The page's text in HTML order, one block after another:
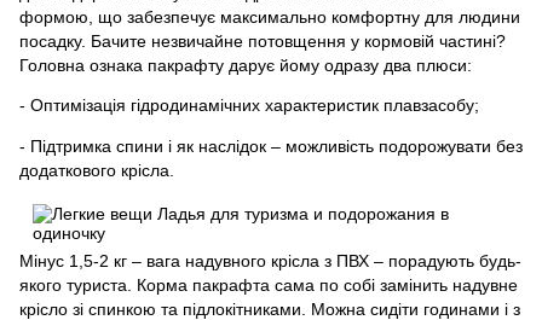
формою, що забезпечує максимально комфортну для людини
посадку. Бачите незвичайне потовщення у кормовій частині?
Головна ознака пакрафту дарує йому одразу два плюси:
- Оптимізація гідродинамічних характеристик плавзасобу;
- Підтримка спини і як наслідок – можливість подорожувати без
додаткового крісла.
Мінус 1,5-2 кг – вага надувного крісла з ПВХ – порадують будь-
якого туриста. Корма пакрафта сама по собі замінить надувне
крісло зі спинкою та підлокітниками. Можна сидіти годинами і з